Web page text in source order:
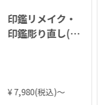
印鑑リメイク・
印鑑彫り直し(改
¥ 7,980(税込)～